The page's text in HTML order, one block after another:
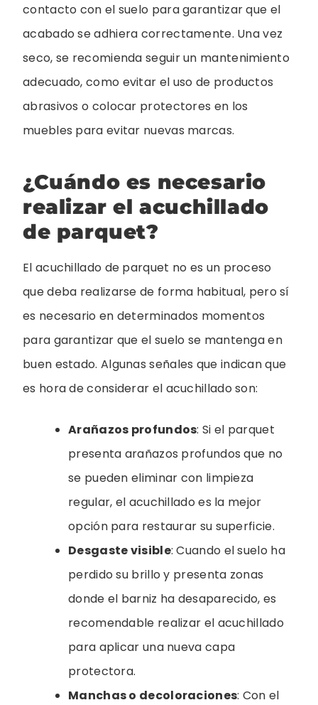
contacto con el suelo para garantizar que el
acabado se adhiera correctamente. Una vez
seco, se recomienda seguir un mantenimiento
adecuado, como evitar el uso de productos
abrasivos o colocar protectores en los
muebles para evitar nuevas marcas.
¿Cuándo es necesario
realizar el acuchillado
de parquet?
El acuchillado de parquet no es un proceso
que deba realizarse de forma habitual, pero sí
es necesario en determinados momentos
para garantizar que el suelo se mantenga en
buen estado. Algunas señales que indican que
es hora de considerar el acuchillado son:
Arañazos profundos: Si el parquet
presenta arañazos profundos que no
se pueden eliminar con limpieza
regular, el acuchillado es la mejor
opción para restaurar su superficie.
Desgaste visible: Cuando el suelo ha
perdido su brillo y presenta zonas
donde el barniz ha desaparecido, es
recomendable realizar el acuchillado
para aplicar una nueva capa
protectora.
Manchas o decoloraciones: Con el